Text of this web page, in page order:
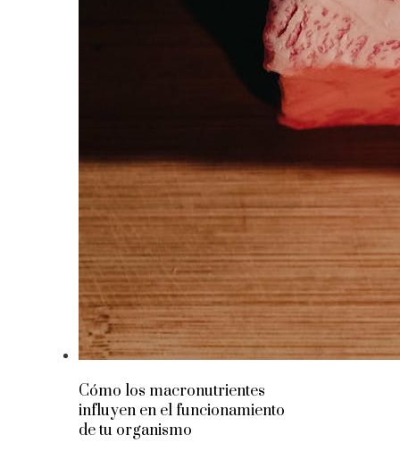
Cómo los macronutrientes
influyen en el funcionamiento
de tu organismo